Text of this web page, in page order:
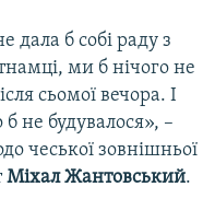
дала б собі раду з
ми б нічого не
сьомої вечора. І
не будувалося», –
чеської зовнішньої
Міхал Жантовський.